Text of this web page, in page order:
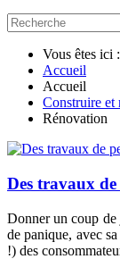
Vous êtes ici :
Accueil
Accueil
Construire et
Rénovation
Des travaux de
Donner un coup de
de panique, avec
!) des